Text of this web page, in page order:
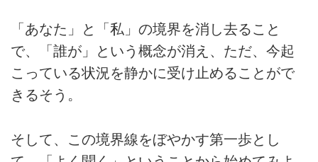
「あなた」と「私」の境界を消し去ること
で、「誰が」という概念が消え、ただ、今起
こっている状況を静かに受け止めることがで
きるそう。
そして、この境界線をぼやかす第一歩とし